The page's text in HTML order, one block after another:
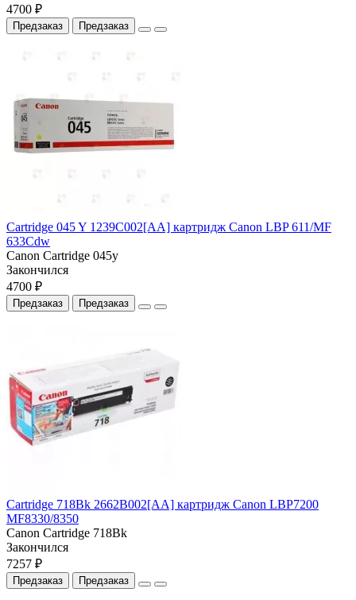
4700 ₽
Предзаказ Предзаказ
Cartridge 045 Y 1239C002[AA] картридж Canon LBP 611/MF
633Cdw
Canon Cartridge 045y
Закончился
4700 ₽
Предзаказ Предзаказ
Cartridge 718Bk 2662B002[AA] картридж Canon LBP7200
MF8330/8350
Canon Cartridge 718Bk
Закончился
7257 ₽
Предзаказ Предзаказ